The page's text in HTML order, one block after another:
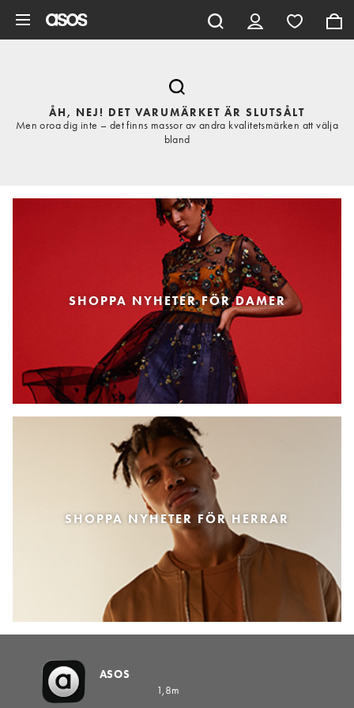
ÅH, NEJ! DET VARUMÄRKET ÄR SLUTSÅLT
Men oroa dig inte – det finns massor av andra kvalitetsmärken att välja
bland
SHOPPA NYHETER FÖR DAMER
SHOPPA NYHETER FÖR HERRAR
ASOS
1,8m